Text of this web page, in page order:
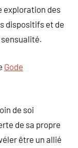
exploration des
dispositifs et de
Gode
de soi
de sa propre
être un allié